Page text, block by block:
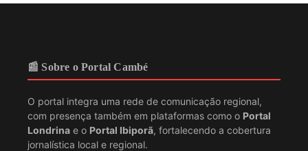
📰 Sobre o Portal Cambé
O portal integra uma rede de comunicação regional,
com presença também em plataformas como o Portal
Londrina e o Portal Ibiporã, fortalecendo a cobertura
jornalística local e regional.